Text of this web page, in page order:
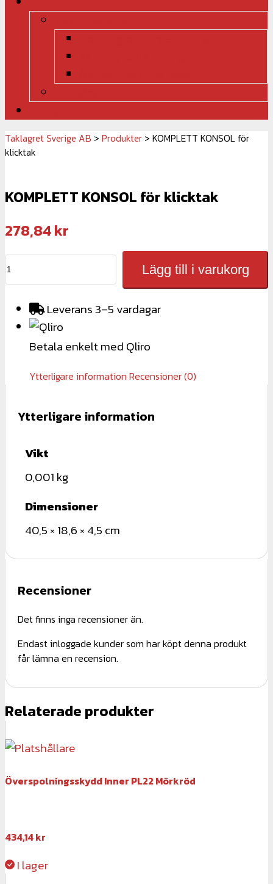
Taklagret Sverige AB > Produkter > KOMPLETT KONSOL för
klicktak
KOMPLETT KONSOL för klicktak
278,84kr
KOMPLETT
KONSOL
klicktak
mängd
Lägg till i varukorg
Leverans 3–5 vardagar
Betala enkelt med Qliro
Ytterligare information Recensioner (0)
Ytterligare information
Vikt
0,001 kg
Dimensioner
40,5 × 18,6 × 4,5 cm
Recensioner
Det finns inga recensioner än.
Endast inloggade kunder som har köpt denna produkt
får lämna en recension.
Relaterade produkter
Överspolningsskydd Inner PL22 Mörkröd
434,14kr
I lager